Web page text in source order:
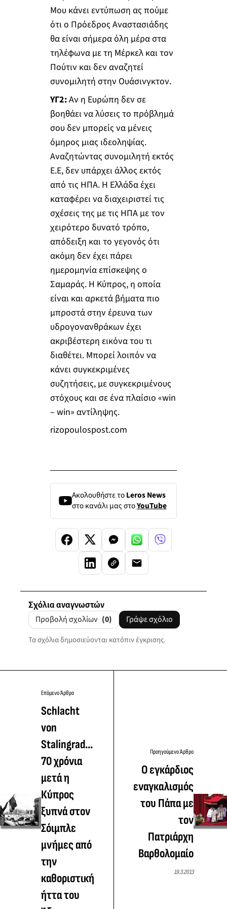
Μου κάνει εντύπωση ας πούμε
ότι ο Πρόεδρος Αναστασιάδης
θα είναι σήμερα όλη μέρα στα
τηλέφωνα με τη Μέρκελ και τον
Πούτιν και δεν αναζητεί
συνομιλητή στην Ουάσινγκτον.
ΥΓ2:Αν η Ευρώπη δεν σε
βοηθάει να λύσεις το πρόβλημά
σου δεν μπορείς να μένεις
όμηρος μιας ιδεοληψίας.
Αναζητώντας συνομιλητή εκτός
Ε.Ε, δεν υπάρχει άλλος εκτός
από τις ΗΠΑ. Η Ελλάδα έχει
καταφέρει να διαχειριστεί τις
σχέσεις της με τις ΗΠΑ με τον
χειρότερο δυνατό τρόπο,
απόδειξη και το γεγονός ότι
ακόμη δεν έχει πάρει
ημερομηνία επίσκεψης ο
Σαμαράς. Η Κύπρος, η οποία
είναι και αρκετά βήματα πιο
μπροστά στην έρευνα των
υδρογονανθράκων έχει
ακριβέστερη εικόνα του τι
διαθέτει. Μπορεί λοιπόν να
κάνει συγκεκριμένες
συζητήσεις, με συγκεκριμένους
στόχους και σε ένα πλαίσιο «win
– win» αντίληψης.
rizopoulospost.com
Ακολουθήστε τοLeros News
στο κανάλι μας στοYouTube
Σχόλια αναγνωστών
Προβολή σχολίων (0) Γράψε σχόλιο
Τα σχόλια δημοσιεύονται κατόπιν έγκρισης.
Επόμενο Άρθρο
Schlacht
von
Stalingrad...
70 χρόνια
μετά η
Κύπρος
ξυπνά στον
Σόιμπλε
μνήμες από
την
καθοριστική
ήττα του
Προηγούμενο Άρθρο
Ο εγκάρδιος
εναγκαλισμός
του Πάπα με
τον
Πατριάρχη
Βαρθολομαίο
19.3.2013